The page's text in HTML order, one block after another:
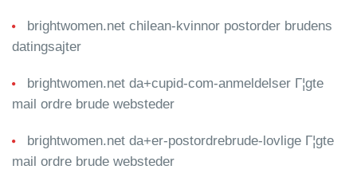
brightwomen.net chilean-kvinnor postorder brudens
datingsajter
brightwomen.net da+cupid-com-anmeldelser Г¦gte
mail ordre brude websteder
brightwomen.net da+er-postordrebrude-lovlige Г¦gte
mail ordre brude websteder